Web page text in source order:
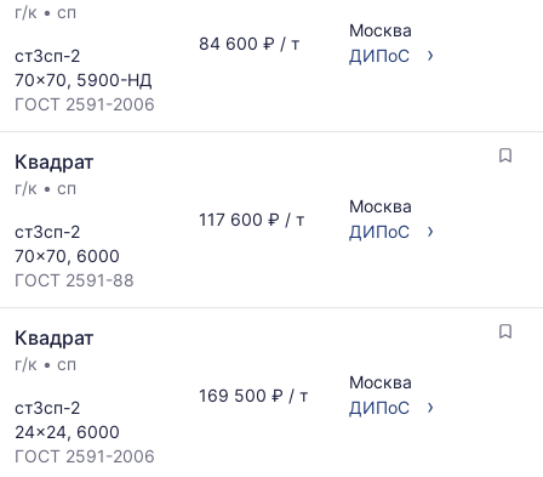
г/к • сп
ст3сп-2
70x70, 5900-НД
ГОСТ 2591-2006
84 600 ₽ / т
Москва
ДИПоС
›
Квадрат
г/к • сп
ст3сп-2
70x70, 6000
ГОСТ 2591-88
117 600 ₽ / т
Москва
ДИПоС
›
Квадрат
г/к • сп
ст3сп-2
24x24, 6000
ГОСТ 2591-2006
169 500 ₽ / т
Москва
ДИПоС
›